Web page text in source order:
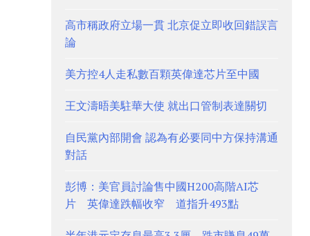
高市稱政府立場一貫 北京促立即收回錯誤言
論
美方控4人走私數百顆英偉達芯片至中國
王文濤晤美駐華大使 就出口管制表達關切
自民黨內部開會 認為有必要同中方保持溝通
對話
彭博：美官員討論售中國H200高階AI芯
片 英偉達跌幅收窄 道指升493點